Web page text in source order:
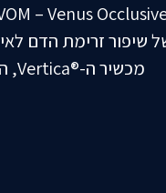
שיפור זרימת הדם
מכשיר ה-®Vertica, המאפשר טיפול אישי בבית.